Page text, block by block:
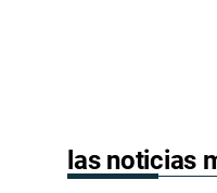
las noticias